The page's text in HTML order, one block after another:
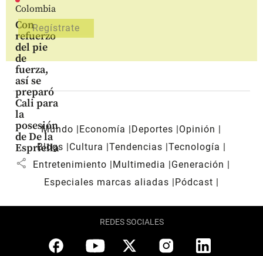
Colombia
Con
refuerzo
del pie
de
fuerza,
así se
preparó
Cali para
la
posesión
de De la
Espriella
share
Mundo Economía Deportes
Opinión
Blogs
Cultura Tendencias Tecnología
Entretenimiento
Multimedia
Generación
Especiales marcas aliadas
Pódcast
REDES SOCIALES